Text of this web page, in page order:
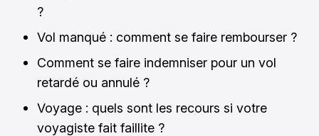
?
Vol manqué : comment se faire rembourser ?
Comment se faire indemniser pour un vol
retardé ou annulé ?
Voyage : quels sont les recours si votre
voyagiste fait faillite ?